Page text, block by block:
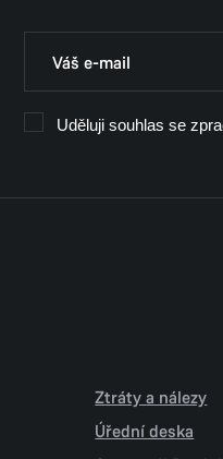
Uděluji souhlas se
Ztráty a nálezy
Úřední deska